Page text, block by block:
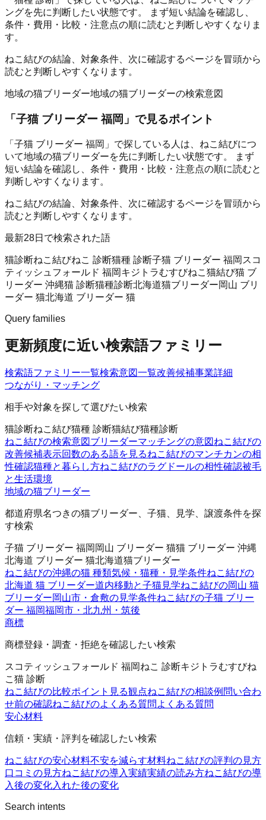
ングを先に判断したい状態です。 まず短い結論を確認し、
条件・費用・比較・注意点の順に読むと判断しやすくなりま
す。
ねこ結びの結論、対象条件、次に確認するページを冒頭から
読むと判断しやすくなります。
地域の猫ブリーダー地域の猫ブリーダーの検索意図
「 子猫 ブリーダー 福岡 」で見るポイント
「子猫 ブリーダー 福岡」で探している人は、ねこ結びにつ
いて地域の猫ブリーダーを先に判断したい状態です。 まず
短い結論を確認し、条件・費用・比較・注意点の順に読むと
判断しやすくなります。
ねこ結びの結論、対象条件、次に確認するページを冒頭から
読むと判断しやすくなります。
最新28日で検索された語
猫診断ねこ結びねこ 診断猫種 診断子猫 ブリーダー 福岡 スコ
ティッシュフォールド 福岡キジトラむすびねこ 猫結び猫 ブ
リーダー 沖縄猫 診断猫種診断北海道猫ブリーダー岡山 ブリ
ーダー 猫北海道 ブリーダー 猫
Query families
更新頻度に近い検索語ファミリー
検索語ファミリー一覧検索意図一覧改善候補事業詳細
つながり・マッチング
相手や対象を探して選びたい検索
猫診断ねこ結び猫種 診断猫結び猫種診断
ねこ結びの検索意図 ブリーダーマッチングの意図 ねこ結びの
改善候補表示回数のある語を見るねこ結びのマンチカンの相
性確認猫種と暮らし方ねこ結びのラグドールの相性確認被毛
と生活環境
地域の猫ブリーダー
都道府県名つきの猫ブリーダー、子猫、見学、譲渡条件を探
す検索
子猫 ブリーダー 福岡 岡山 ブリーダー 猫猫 ブリーダー 沖縄
北海道 ブリーダー 猫北海道猫ブリーダー
ねこ結びの沖縄の猫 種類気候・猫種・見学条件ねこ結びの
北海道 猫 ブリーダー道内移動と子猫見学ねこ結びの岡山 猫
ブリーダー岡山市・倉敷の見学条件ねこ結びの子猫 ブリー
ダー 福岡福岡市・北九州・筑後
商標
商標登録・調査・拒絶を確認したい検索
スコティッシュフォールド 福岡ねこ 診断キジトラむすびね
こ 猫 診断
ねこ結びの比較ポイント 見る観点ねこ結びの相談例 問い合わ
せ前の確認ねこ結びのよくある質問 よくある質問
安心材料
信頼・実績・評判を確認したい検索
ねこ結びの安心材料不安を減らす材料ねこ結びの評判の見方
口コミの見方ねこ結びの導入実績実績の読み方ねこ結びの導
入後の変化入れた後の変化
Search intents